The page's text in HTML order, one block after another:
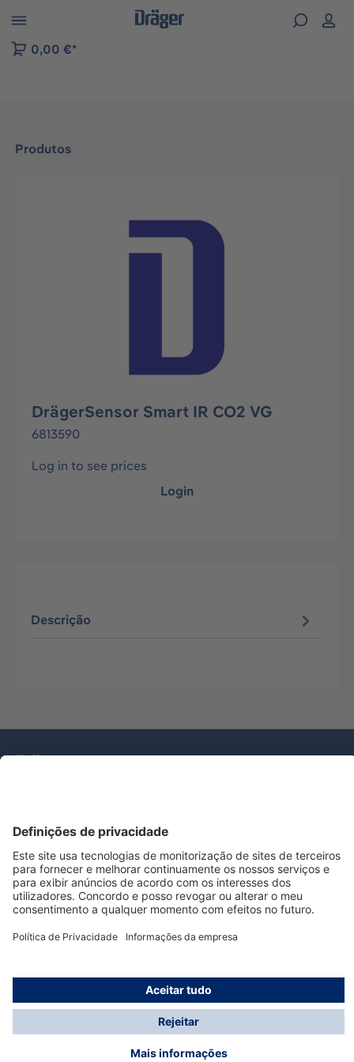
to B2B platform navigation
0,00 €*
Produtos
Ignorar galeria de imagens
DrägerSensor Smart IR CO2 VG
6813590
Log in to see prices
Login
Descrição
Utilização da loja
Informações
© Dräger Portugal, Lda, 2024
* Todos os preços excl. IVA mais
possíveis taxas de entrega, se não for indicado o